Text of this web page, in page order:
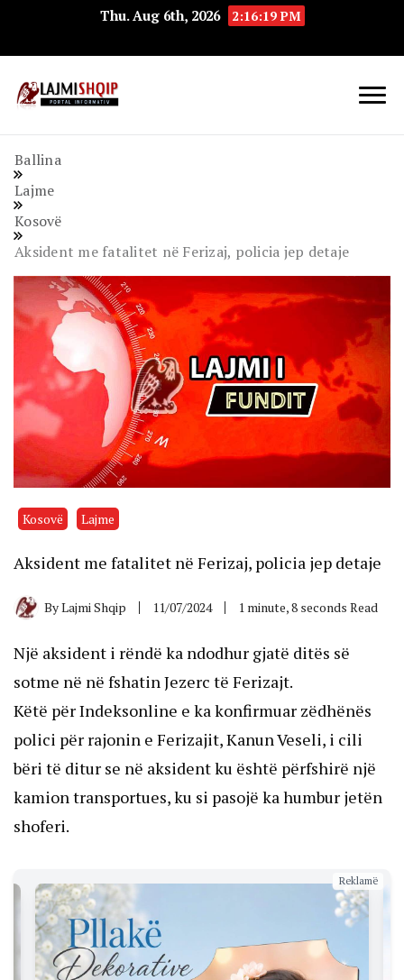
Thu. Aug 6th, 2026 2:16:20 PM
Ballina
Lajme
Kosovë
Aksident me fatalitet në Ferizaj, policia jep detaje
Kosovë Lajme
Aksident me fatalitet në Ferizaj, policia jep detaje
ByLajmi Shqip 11/07/2024 1 minute, 8 seconds Read
Një aksident i rëndë ka ndodhur gjatë ditës së
sotme në në fshatin Jezerc të Ferizajt.
Këtë për Indeksonline e ka konfirmuar zëdhënës
polici për rajonin e Ferizajit, Kanun Veseli, i cili
bëri të ditur se në aksident ku është përfshirë një
kamion transportues, ku si pasojë ka humbur jetën
shoferi.
Reklamë